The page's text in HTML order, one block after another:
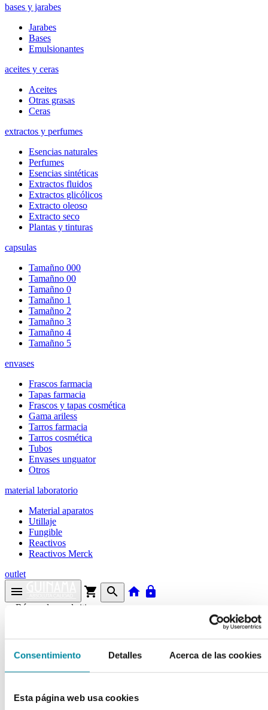
Consentimiento Detalles Acerca de las cookies
Esta página web usa cookies
bases y jarabes
Jarabes
Bases
Emulsionantes
aceites y ceras
Aceites
Otras grasas
Ceras
extractos y perfumes
Esencias naturales
Perfumes
Esencias sintéticas
Extractos fluidos
Extractos glicólicos
Extracto oleoso
Extracto seco
Plantas y tinturas
capsulas
Tamañno 000
Tamañno 00
Tamañno 0
Tamañno 1
Tamañno 2
Tamañno 3
Tamañno 4
Tamañno 5
envases
Frascos farmacia
Tapas farmacia
Frascos y tapas cosmética
Gama ariless
Tarros farmacia
Tarros cosmética
Tubos
Envases unguator
Otros
material laboratorio
Material aparatos
Utillaje
Fungible
Reactivos
Reactivos Merck
outlet
menu shopping_cart search home lock
Búsqueda en el sitio
Actualmente se encuentra en:
Inicio >>
RIBOFLAVINA
arrow_backFicha de producto